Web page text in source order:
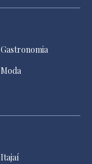
Gastronomia
Moda
Itajaí